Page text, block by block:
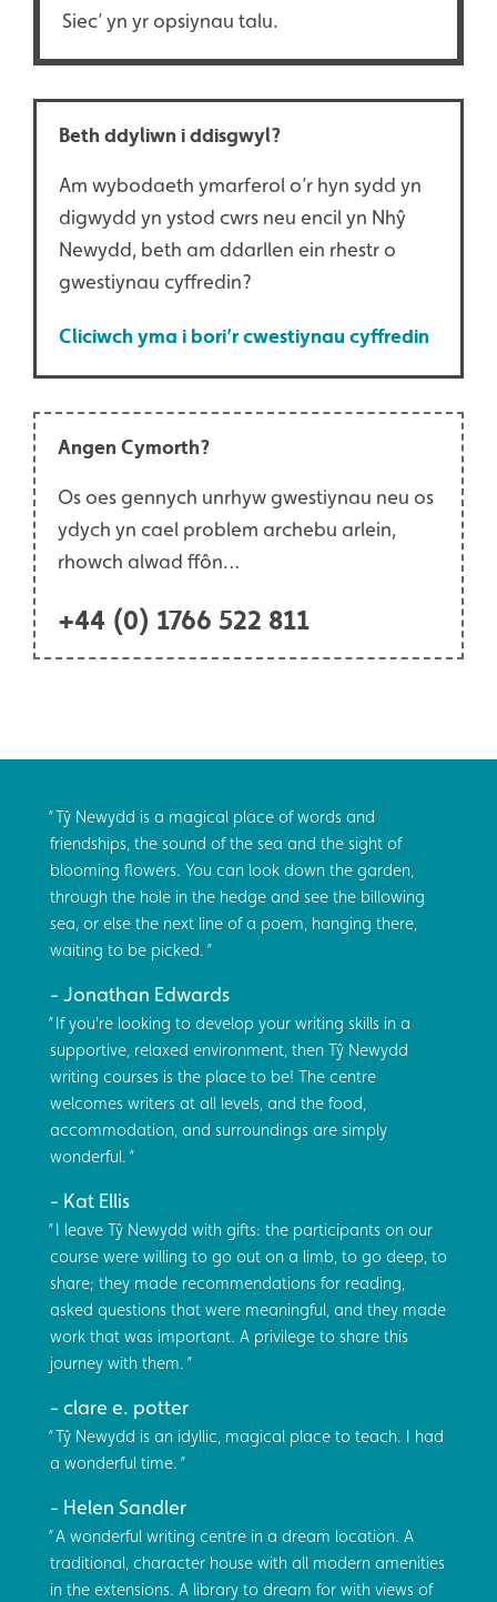
Siec’ yn yr opsiynau talu.
Beth ddyliwn i ddisgwyl?
Am wybodaeth ymarferol o’r hyn sydd yn
digwydd yn ystod cwrs neu encil yn Nhŷ
Newydd, beth am ddarllen ein rhestr o
gwestiynau cyffredin?
Cliciwch yma i bori’r cwestiynau cyffredin
Angen Cymorth?
Os oes gennych unrhyw gwestiynau neu os
ydych yn cael problem archebu arlein,
rhowch alwad ffôn…
+44 (0) 1766 522 811
Tŷ Newydd is a magical place of words and
friendships, the sound of the sea and the sight of
blooming flowers. You can look down the garden,
through the hole in the hedge and see the billowing
sea, or else the next line of a poem, hanging there,
waiting to be picked.
Jonathan Edwards
If you're looking to develop your writing skills in a
supportive, relaxed environment, then Tŷ Newydd
writing courses is the place to be! The centre
welcomes writers at all levels, and the food,
accommodation, and surroundings are simply
wonderful.
Kat Ellis
I leave Tŷ Newydd with gifts: the participants on our
course were willing to go out on a limb, to go deep, to
share; they made recommendations for reading,
asked questions that were meaningful, and they made
work that was important. A privilege to share this
journey with them.
clare e. potter
Tŷ Newydd is an idyllic, magical place to teach. I had
a wonderful time.
Helen Sandler
A wonderful writing centre in a dream location. A
traditional, character house with all modern amenities
in the extensions. A library to dream for with views of